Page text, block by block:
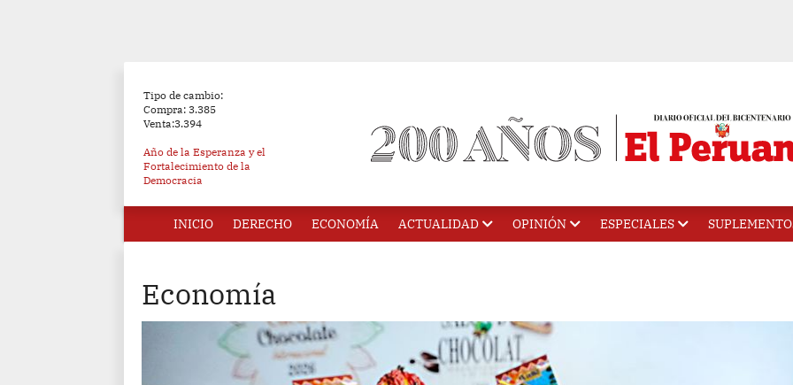
Tipo de cambio:
Compra: 3.385
Venta:3.394
Año de la Esperanza y el
Fortalecimiento de la
Democracia
INICIO DERECHO ECONOMÍA ACTUALIDAD OPINIÓN ESPECIALES
Economía